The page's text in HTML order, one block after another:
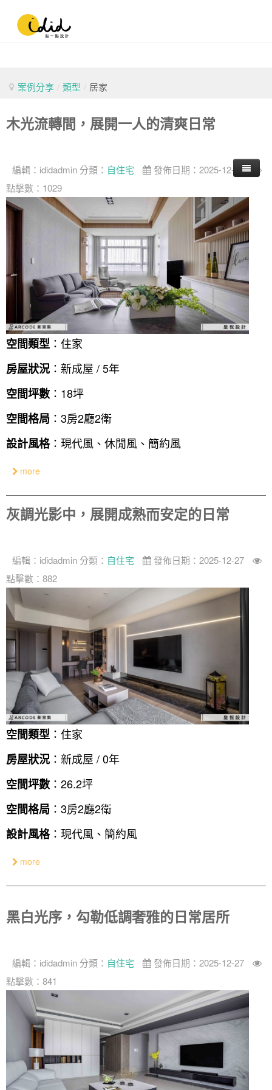
案例分享 / 類型 / 居家
木光流轉間，展開一人的清爽日常
編輯： ididadmin 分類： 自住宅
發佈日期：2025-12-27
點擊數：1029
空間類型 ：住家
房屋狀況 ：新成屋 / 5年
空間坪數 ：18坪
空間格局 ：3房2廳2衛
設計風格：現代風、休閒風、簡約風
more
灰調光影中，展開成熟而安定的日常
編輯： ididadmin 分類： 自住宅
發佈日期：2025-12-27
點擊數：882
空間類型 ：住家
房屋狀況 ：新成屋 / 0年
空間坪數 ：26.2坪
空間格局 ：3房2廳2衛
設計風格：現代風、簡約風
more
黑白光序，勾勒低調奢雅的日常居所
編輯： ididadmin 分類： 自住宅
發佈日期：2025-12-27
點擊數：841
如何使用點一點
我要裝潢
裝潢計算機
裝潢進階計算機
裝潢圖紙免費健檢
案例分享
類型
居家
其他
面積
31~50坪
51坪以上
風格
簡約
休閒
北歐
古典
鄉村
工業
奢華
日式
預算
150萬以內
151萬~250萬
251萬以上
人氣推薦
設計好手
桃園 新竹 竹北
台中
台南 高雄
360環景體驗
你家我家 Podcast
虛擬線上裝潢
房屋仲介方案
室內設計師方案
傢俱建材商方案
一般屋主方案
裝潢輕鬆點
2房2聽 - 基本版
2房2廳 - 精裝版
3房2聽 - 基本版
3房2廳 - 精裝版
設計專欄
系統櫃
綠建材
居家風水
老屋翻新
主題精選
設計知識+
國外案例
設計私房話
全站搜尋
線上賞屋
北部
台北市
新北市
桃園市
新竹市
基隆市
徵設計師